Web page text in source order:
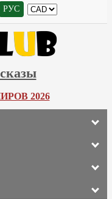
РУС
2026